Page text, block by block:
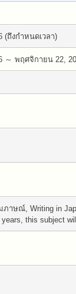
(ถึงกำหนดเวลา)
～ พฤศจิกายน 22,
ภาษณ์, Writing in
this subject